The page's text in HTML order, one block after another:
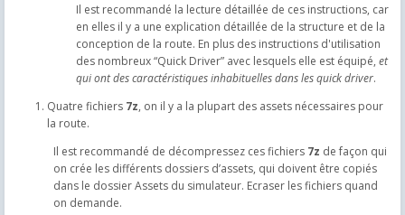
Il est recommandé la lecture détaillée de ces instructions, car
en elles il y a une explication détaillée de la structure et de la
conception de la route. En plus des instructions d'utilisation
des nombreux “Quick Driver” avec lesquels elle est équipé, et
qui ont des caractéristiques inhabituelles dans les quick driver.
Quatre fichiers 7z, on il y a la plupart des assets nécessaires pour
la route.
Il est recommandé de décompressez ces fichiers 7z de façon qui
on crée les différents dossiers d’assets, qui doivent être copiés
dans le dossier Assets du simulateur. Ecraser les fichiers quand
on demande.